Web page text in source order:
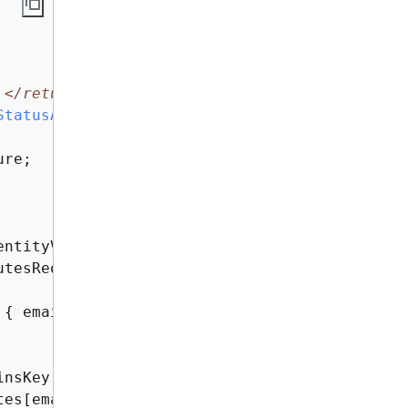
</returns>
{ email }